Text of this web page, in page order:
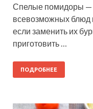
Спелые помидоры —
всевозможных блюд
если заменить их
приготовить …
ПОДРОБНЕЕ